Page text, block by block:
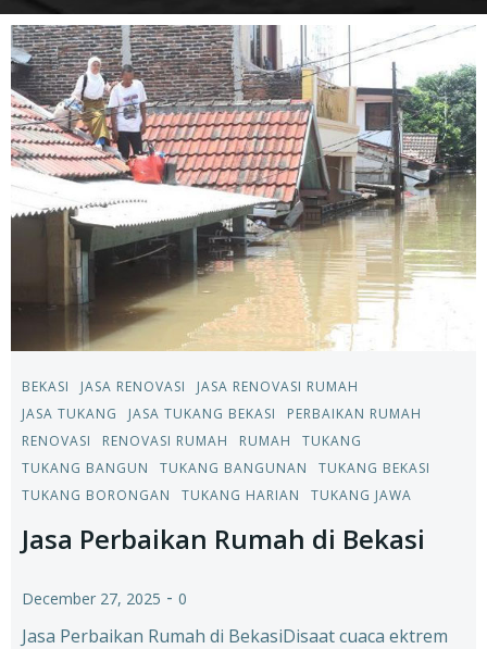
BEKASI JASA RENOVASI
JASA RENOVASI RUMAH
JASA TUKANG
JASA TUKANG BEKASI
PERBAIKAN RUMAH
RENOVASI
RENOVASI RUMAH RUMAH
TUKANG
TUKANG BANGUN
TUKANG BANGUNAN
TUKANG BEKASI
TUKANG BORONGAN
TUKANG HARIAN TUKANG JAWA
Jasa Perbaikan Rumah di Bekasi
December 27, 2025 - 0
Jasa Perbaikan Rumah di BekasiDisaat cuaca ektrem